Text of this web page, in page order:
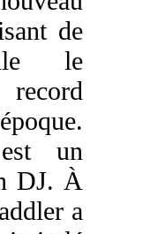
de
le
un
DJ. À
a